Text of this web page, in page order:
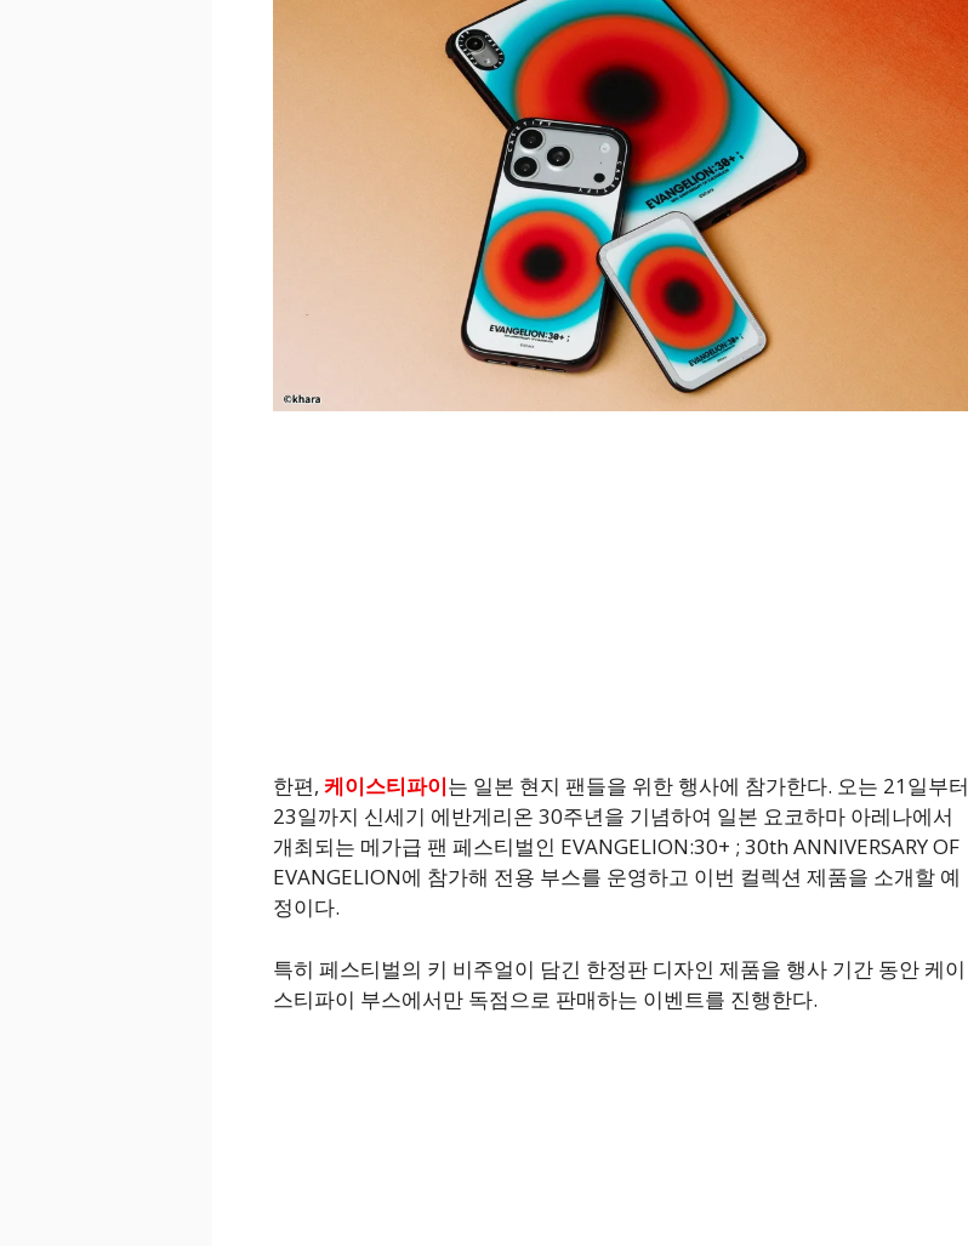
한편, 케이스티파이는 일본 현지 팬들을 위한 행사에 참가한다. 오는 21일부터
23일까지 신세기 에반게리온 30주년을 기념하여 일본 요코하마 아레나에서
개최되는 메가급 팬 페스티벌인 EVANGELION:30+ ; 30th ANNIVERSARY OF
EVANGELION에 참가해 전용 부스를 운영하고 이번 컬렉션 제품을 소개할 예
정이다.
특히 페스티벌의 키 비주얼이 담긴 한정판 디자인 제품을 행사 기간 동안 케이
스티파이 부스에서만 독점으로 판매하는 이벤트를 진행한다.